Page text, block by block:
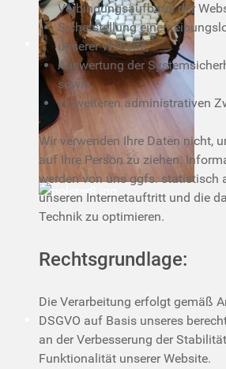
Verbindungsaufbaus der
Sicherstellung einer
unserer Website,
Auswertung der
sowie
zu weiteren administrativen
Wir verwenden Ihre Daten nicht,
auf Ihre Person zu ziehen.
werden von uns ggfs. statistisch
unseren Internetauftritt und die
Technik zu optimieren.
Rechtsgrundlage:
Die Verarbeitung erfolgt gemäß
DSGVO auf Basis unseres
an der Verbesserung der
Funktionalität unserer Website.